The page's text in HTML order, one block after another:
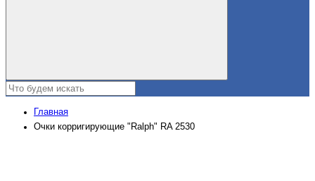
Главная
Очки корригирующие "Ralph" RA 2530